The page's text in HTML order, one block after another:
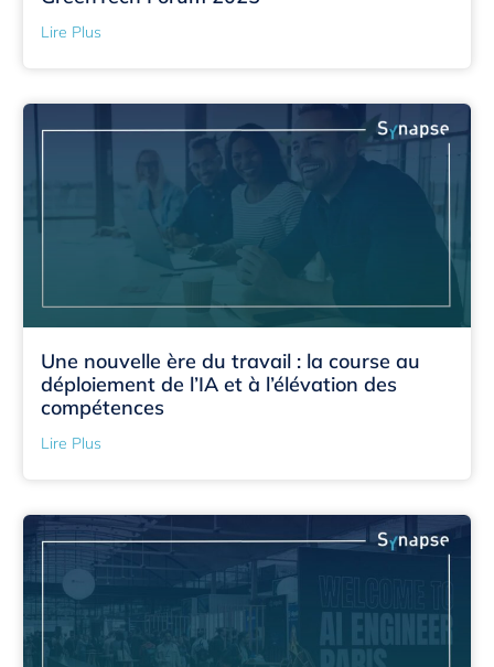
Lire Plus
Une nouvelle ère du travail : la course au
déploiement de l’IA et à l’élévation des
compétences
Lire Plus